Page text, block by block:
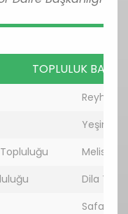
TOPLULUK
Reyhan
Yeşim
Melisa
Dila
Safa